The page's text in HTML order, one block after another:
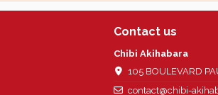
Contact us
Chibi Akihabara
105 BOULEVARD
contact@chibi-